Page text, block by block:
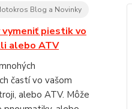
Blog a Novinky
piestik vo
alebo ATV
častí vo vašom
alebo ATV. Môže